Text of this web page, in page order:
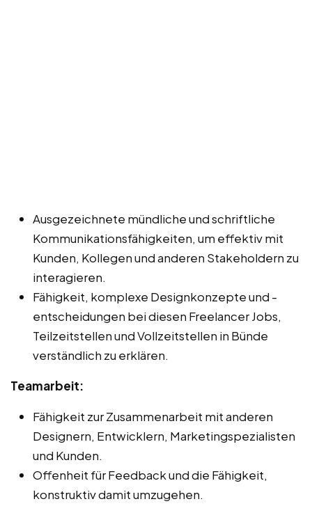
Ausgezeichnete mündliche und schriftliche
Kommunikationsfähigkeiten, um effektiv mit
Kunden, Kollegen und anderen Stakeholdern zu
interagieren.
Fähigkeit, komplexe Designkonzepte und -
entscheidungen bei diesen Freelancer Jobs,
Teilzeitstellen und Vollzeitstellen in Bünde
verständlich zu erklären.
Teamarbeit:
Fähigkeit zur Zusammenarbeit mit anderen
Designern, Entwicklern, Marketingspezialisten
und Kunden.
Offenheit für Feedback und die Fähigkeit,
konstruktiv damit umzugehen.